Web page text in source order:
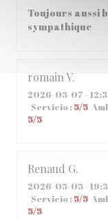
Toujours aussi
sympathique
romainV
2026-05-07 -
Servicio:5/5
5/5
Renaud G
2026-05-05-
Servicio:5/5
5/5